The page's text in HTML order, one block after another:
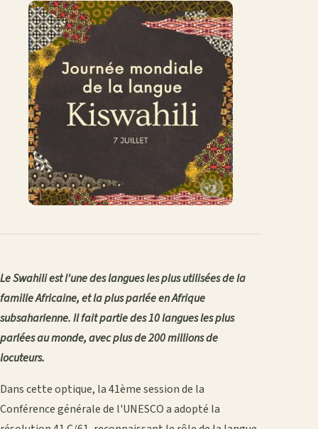
Facebook
X
WhatsAppLinkedIn
e-
mail
Le Swahili est l'une des langues les plus utilisées de la
famille Africaine, et la plus parlée en Afrique
subsaharienne. Il fait partie des 10 langues les plus
parlées au monde, avec plus de 200 millions de
locuteurs.
Dans cette optique, la 41ème session de la
Conférence générale de l'UNESCO a adopté la